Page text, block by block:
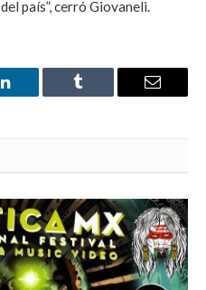
país”, cerró Giovaneli.
LinkedIn Tumblr Email